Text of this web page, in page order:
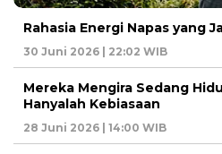
Rahasia Energi Napas yang
30 Juni 2026 | 22:02 WIB
Mereka Mengira Sedang
Hanyalah Kebiasaan
28 Juni 2026 | 14:00 WIB